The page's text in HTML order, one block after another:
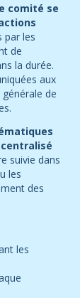
comité se
par les
de
la durée.
aux
de
suivie dans
les
des
les